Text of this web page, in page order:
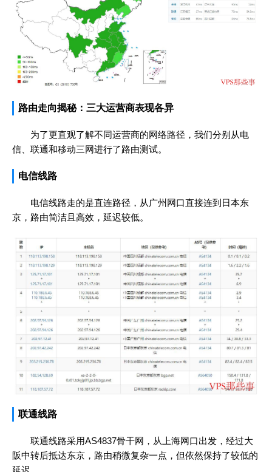
路由走向揭秘：三大运营商表现各异
为了更直观了解不同运营商的网络路径，我们分别从电
信、联通和移动三网进行了路由测试。
电信线路
电信线路走的是直连路径，从广州网口直接连到日本东
京，路由简洁且高效，延迟较低。
联通线路
联通线路采用AS4837骨干网，从上海网口出发，经过大
阪中转后抵达东京，路由稍微复杂一点，但依然保持了较低的
延迟。